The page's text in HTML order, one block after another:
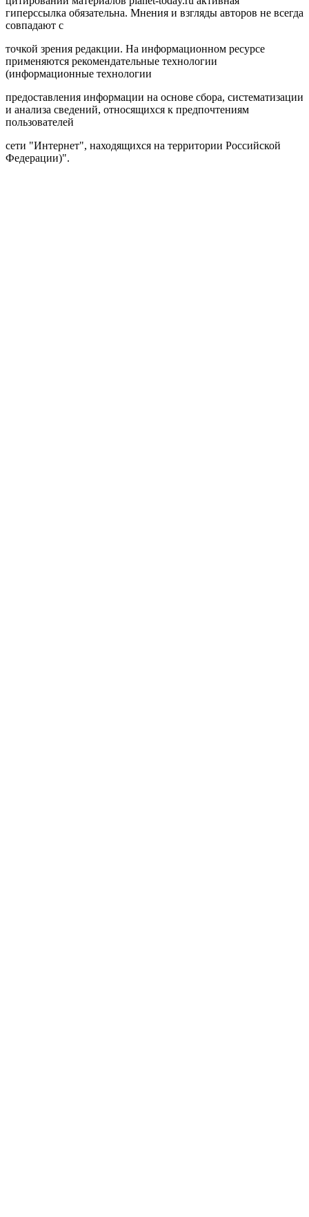
гиперссылка обязательна. Мнения и взгляды авторов не всегда
совпадают с
точкой зрения редакции. На информационном ресурсе
применяются рекомендательные технологии
(информационные технологии
предоставления информации на основе сбора, систематизации
и анализа сведений, относящихся к предпочтениям
пользователей
сети "Интернет", находящихся на территории Российской
Федерации)".